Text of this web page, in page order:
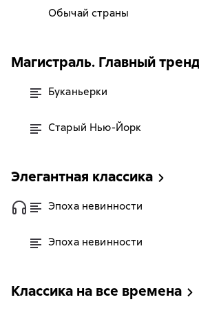
Обычай страны
Магистраль. Главный
Буканьерки
Старый Нью-Йорк
Элегантная классика
Эпоха невинности
Эпоха невинности
Классика на все времена